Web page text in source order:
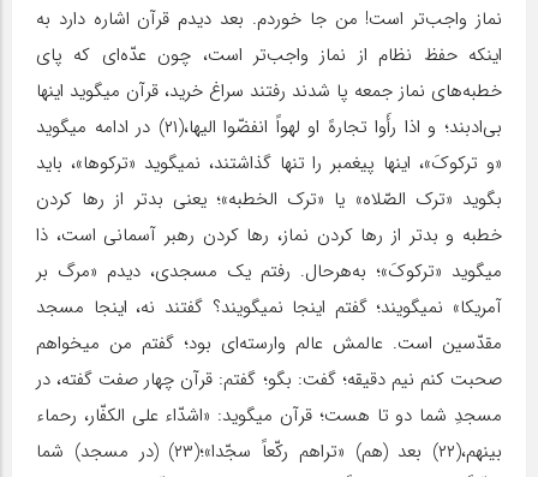
نماز واجب‌تر است! من جا خوردم. بعد دیدم قرآن اشاره دارد به
اینکه حفظ نظام از نماز واجب‌تر است، چون عدّه‌ای که پای
خطبه‌های نماز جمعه پا شدند رفتند سراغ خرید، قرآن میگوید اینها
بی‌ادبند؛ و اذا رأَوا تجارهً او لهواً انفضّوا الیها،(۲۱) در ادامه میگوید
«و ترکوکَ‌»، اینها پیغمبر را تنها گذاشتند، نمیگوید «ترکوها»، باید
بگوید «ترک الصّلاه» یا «ترک الخطبه»؛ یعنی بدتر از رها کردن
خطبه و بدتر از رها کردن نماز، رها کردن رهبر آسمانی است، ذا
میگوید «ترکوکَ»؛ به‌هرحال. رفتم یک مسجدی، دیدم «مرگ بر
آمریکا» نمیگویند؛ گفتم اینجا نمیگویند؟ گفتند نه، اینجا مسجد
مقدّسین است. عالمش عالم وارسته‌ای بود؛ گفتم من میخواهم
صحبت کنم نیم دقیقه؛ گفت: بگو؛ گفتم: قرآن چهار صفت گفته، در
مسجدِ شما دو تا هست؛ قرآن میگوید: «اشدّاء علی الکفّار، رحماء
بینهم،(۲۲) بعد (هم) «تراهم رکّعاً سجّدا»؛(۲۳) (در مسجد) شما